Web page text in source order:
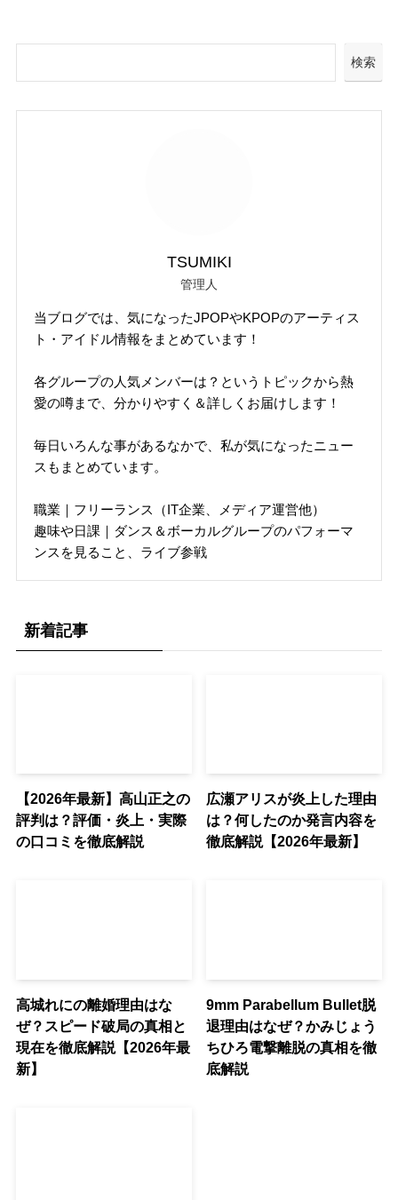
検索
TSUMIKI
管理人
当ブログでは、気になったJPOPやKPOPのアーティス
ト・アイドル情報をまとめています！
各グループの人気メンバーは？というトピックから熱
愛の噂まで、分かりやすく＆詳しくお届けします！
毎日いろんな事があるなかで、私が気になったニュー
スもまとめています。
職業｜フリーランス（IT企業、メディア運営他）
趣味や日課｜ダンス＆ボーカルグループのパフォーマ
ンスを見ること、ライブ参戦
新着記事
【2026年最新】高山正之の
評判は？評価・炎上・実際
の口コミを徹底解説
広瀬アリスが炎上した理由
は？何したのか発言内容を
徹底解説【2026年最新】
高城れにの離婚理由はな
ぜ？スピード破局の真相と
現在を徹底解説【2026年最
新】
9mm Parabellum Bullet脱
退理由はなぜ？かみじょう
ちひろ電撃離脱の真相を徹
底解説